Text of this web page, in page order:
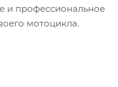
и профессиональное
мотоцикла.